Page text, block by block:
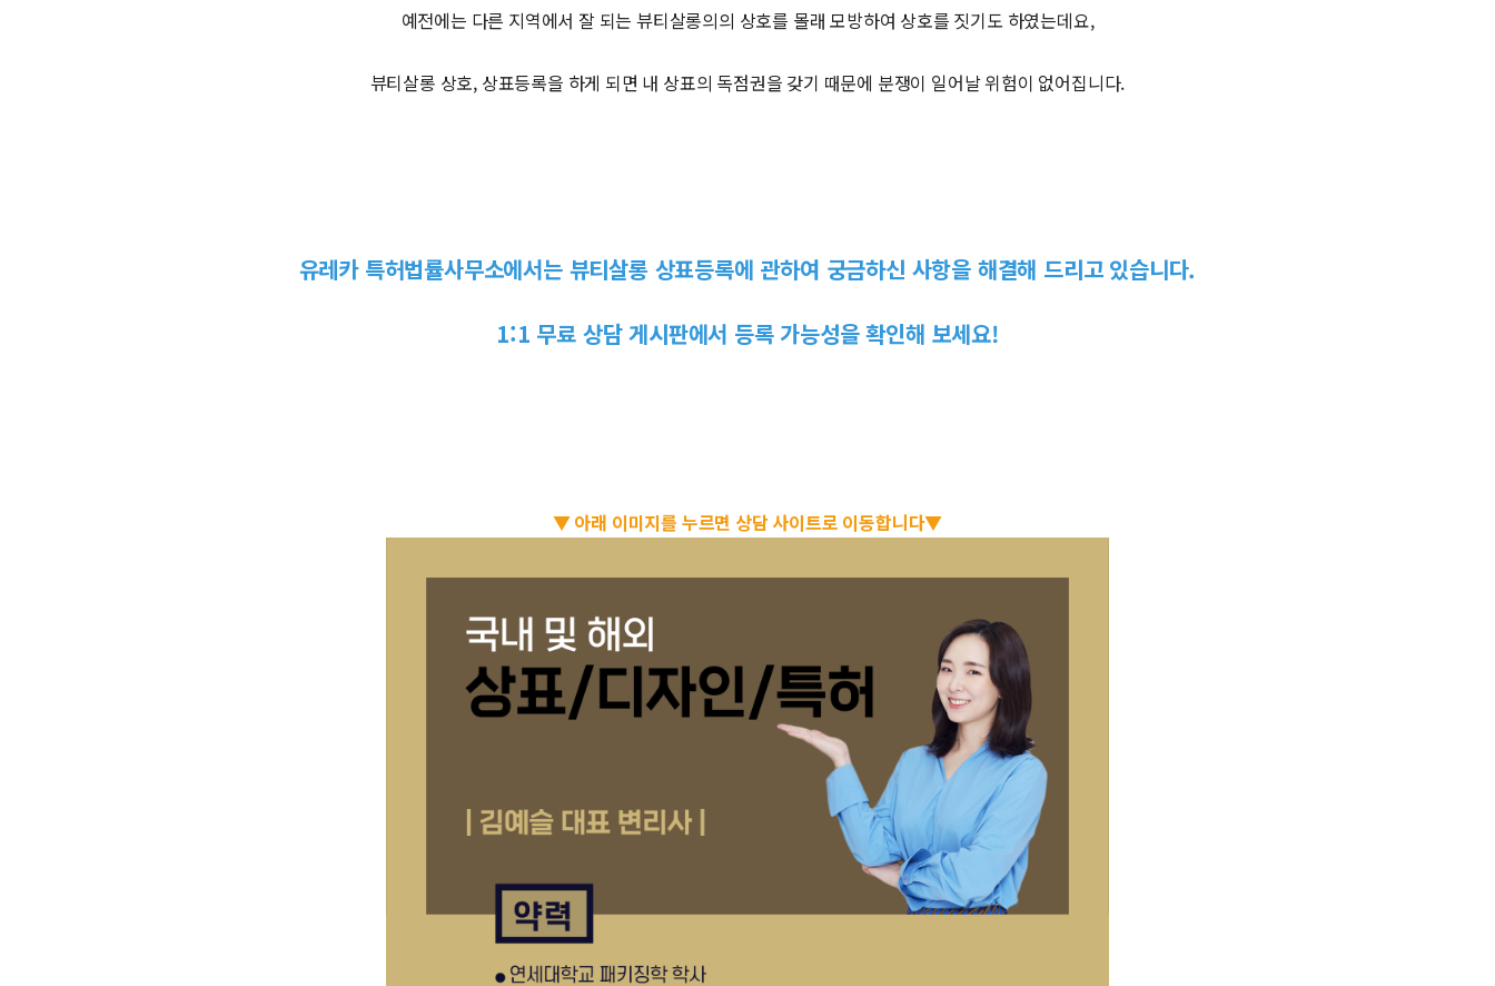
예전에는 다른 지역에서 잘 되는 뷰티살롱의의 상호를 몰래 모방하여 상호를 짓기도 하였는데요,
뷰티살롱 상호, 상표등록을 하게 되면 내 상표의 독점권을 갖기 때문에 분쟁이 일어날 위험이 없어집니다.
유레카 특허법률사무소에서는 뷰티살롱 상표등록에 관하여 궁금하신 사항을 해결해 드리고 있습니다.
1:1 무료 상담 게시판에서 등록 가능성을 확인해 보세요!
▼ 아래 이미지를 누르면 상담 사이트로 이동합니다▼